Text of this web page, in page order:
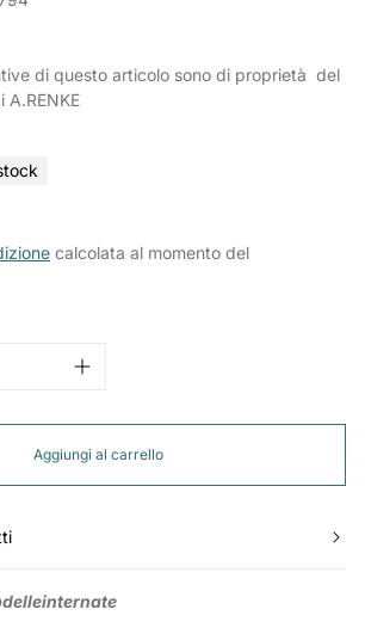
di questo articolo sono di proprietà del
A.RENKE
calcolata al momento del
Aggiungi al carrello